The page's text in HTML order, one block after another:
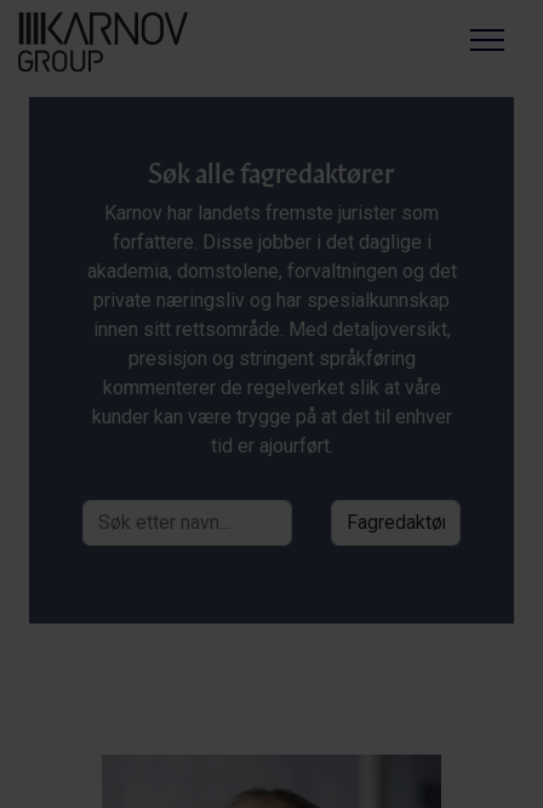
Menu
Søk alle fagredaktører
Karnov har landets fremste jurister som
forfattere. Disse jobber i det daglige i
akademia, domstolene, forvaltningen og det
private næringsliv og har spesialkunnskap
innen sitt rettsområde. Med detaljoversikt,
presisjon og stringent språkføring
kommenterer de regelverket slik at våre
kunder kan være trygge på at det til enhver
tid er ajourført.